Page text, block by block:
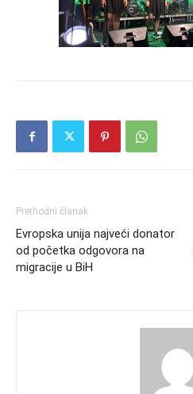
Prethodni članak
Evropska unija najveći donator
od početka odgovora na
migracije u BiH